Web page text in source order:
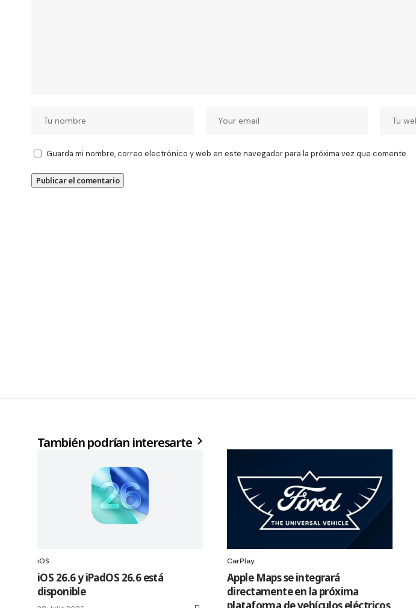
Guarda mi nombre, correo electrónico y web en este navegador para la próxima vez que comente.
También podrían interesarte
iOS
iOS 26.6 y iPadOS 26.6 está
disponible
CarPlay
Apple Maps se integrará
directamente en la próxima